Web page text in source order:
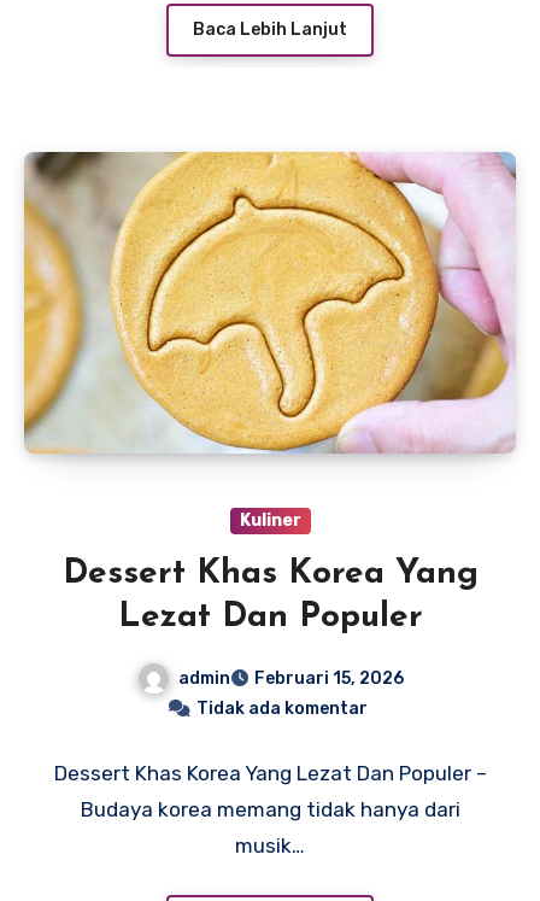
Baca Lebih Lanjut
Kuliner
Dessert Khas Korea Yang
Lezat Dan Populer
admin
Februari 15, 2026
Tidak ada komentar
Dessert Khas Korea Yang Lezat Dan Populer –
Budaya korea memang tidak hanya dari
musik…